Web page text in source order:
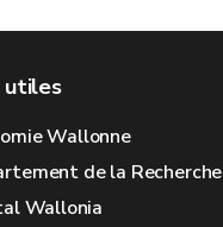
utiles
Wallonne
de la Recherche
Wallonia